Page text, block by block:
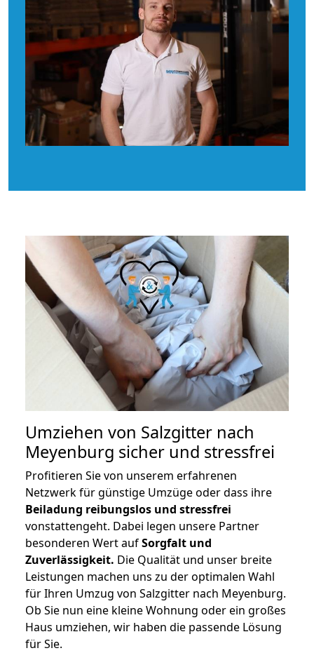
Umziehen von Salzgitter nach
Meyenburg sicher und stressfrei
Profitieren Sie von unserem erfahrenen
Netzwerk für günstige Umzüge oder dass ihre
Beiladung reibungslos und stressfrei
vonstattengeht. Dabei legen unsere Partner
besonderen Wert aufSorgfalt und
Zuverlässigkeit. Die Qualität und unser breite
Leistungen machen uns zu der optimalen Wahl
für Ihren Umzug von Salzgitter nach Meyenburg.
Ob Sie nun eine kleine Wohnung oder ein großes
Haus umziehen, wir haben die passende Lösung
für Sie.